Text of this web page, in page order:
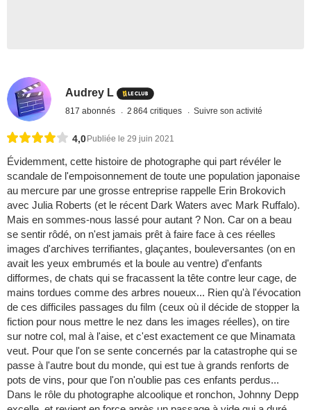
Audrey L
817 abonnés 2 864 critiques Suivre son activité
4,0 Publiée le 29 juin 2021
Évidemment, cette histoire de photographe qui part révéler le
scandale de l'empoisonnement de toute une population japonaise
au mercure par une grosse entreprise rappelle Erin Brokovich
avec Julia Roberts (et le récent Dark Waters avec Mark Ruffalo).
Mais en sommes-nous lassé pour autant ? Non. Car on a beau
se sentir rôdé, on n'est jamais prêt à faire face à ces réelles
images d'archives terrifiantes, glaçantes, bouleversantes (on en
avait les yeux embrumés et la boule au ventre) d'enfants
difformes, de chats qui se fracassent la tête contre leur cage, de
mains tordues comme des arbres noueux... Rien qu'à l'évocation
de ces difficiles passages du film (ceux où il décide de stopper la
fiction pour nous mettre le nez dans les images réelles), on tire
sur notre col, mal à l'aise, et c'est exactement ce que Minamata
veut. Pour que l'on se sente concernés par la catastrophe qui se
passe à l'autre bout du monde, qui est tue à grands renforts de
pots de vins, pour que l'on n'oublie pas ces enfants perdus...
Dans le rôle du photographe alcoolique et ronchon, Johnny Depp